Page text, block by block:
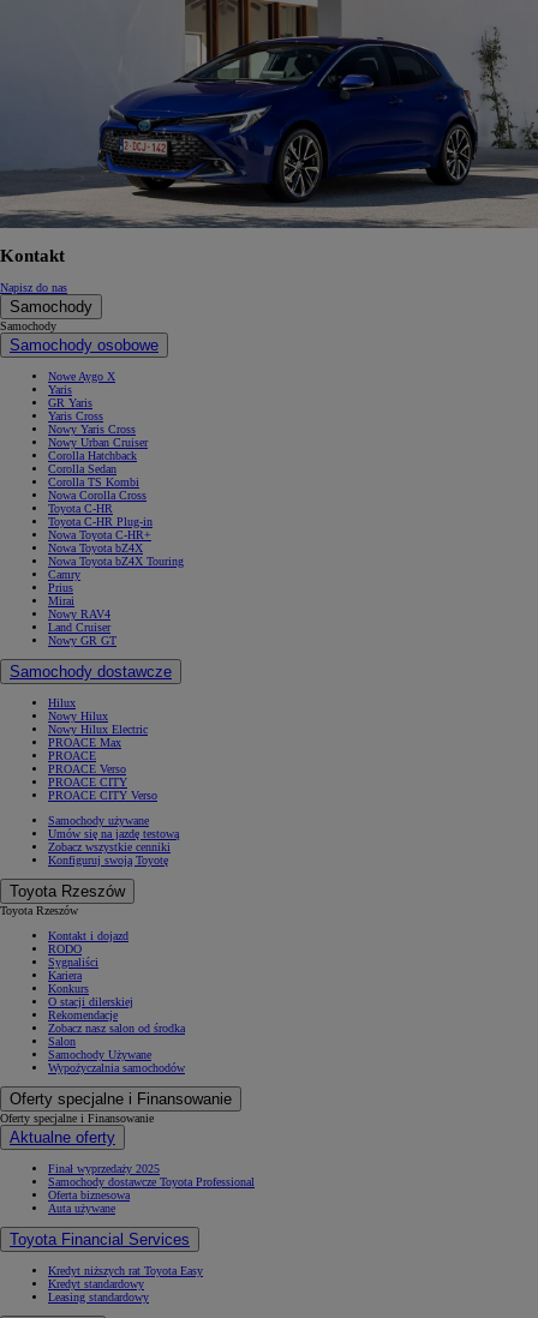
Kontakt
Napisz do nas
Samochody
Samochody
Samochody osobowe
Nowe Aygo X
Yaris
GR Yaris
Yaris Cross
Nowy Yaris Cross
Nowy Urban Cruiser
Corolla Hatchback
Corolla Sedan
Corolla TS Kombi
Nowa Corolla Cross
Toyota C-HR
Toyota C-HR Plug-in
Nowa Toyota C-HR+
Nowa Toyota bZ4X
Nowa Toyota bZ4X Touring
Camry
Prius
Mirai
Nowy RAV4
Land Cruiser
Nowy GR GT
Samochody dostawcze
Hilux
Nowy Hilux
Nowy Hilux Electric
PROACE Max
PROACE
PROACE Verso
PROACE CITY
PROACE CITY Verso
Samochody używane
Umów się na jazdę testową
Zobacz wszystkie cenniki
Konfiguruj swoją Toyotę
Toyota Rzeszów
Toyota Rzeszów
Kontakt i dojazd
RODO
Sygnaliści
Kariera
Konkurs
O stacji dilerskiej
Rekomendacje
Zobacz nasz salon od środka
Salon
Samochody Używane
Wypożyczalnia samochodów
Oferty specjalne i Finansowanie
Oferty specjalne i Finansowanie
Aktualne oferty
Finał wyprzedaży 2025
Samochody dostawcze Toyota Professional
Oferta biznesowa
Auta używane
Toyota Financial Services
Kredyt niższych rat Toyota Easy
Kredyt standardowy
Leasing standardowy